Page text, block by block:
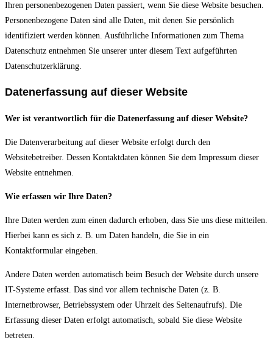
Ihren personenbezogenen Daten passiert, wenn Sie diese Website besuchen.
Personenbezogene Daten sind alle Daten, mit denen Sie persönlich
identifiziert werden können. Ausführliche Informationen zum Thema
Datenschutz entnehmen Sie unserer unter diesem Text aufgeführten
Datenschutzerklärung.
Datenerfassung auf dieser Website
Wer ist verantwortlich für die Datenerfassung auf dieser Website?
Die Datenverarbeitung auf dieser Website erfolgt durch den
Websitebetreiber. Dessen Kontaktdaten können Sie dem Impressum dieser
Website entnehmen.
Wie erfassen wir Ihre Daten?
Ihre Daten werden zum einen dadurch erhoben, dass Sie uns diese mitteilen.
Hierbei kann es sich z. B. um Daten handeln, die Sie in ein
Kontaktformular eingeben.
Andere Daten werden automatisch beim Besuch der Website durch unsere
IT-Systeme erfasst. Das sind vor allem technische Daten (z. B.
Internetbrowser, Betriebssystem oder Uhrzeit des Seitenaufrufs). Die
Erfassung dieser Daten erfolgt automatisch, sobald Sie diese Website
betreten.